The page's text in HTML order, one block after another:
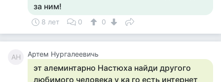
за ним!
8 лет 0 0
АН Артем Нургалеевичь
эт алеминтарно Настюха найди другого
любимого человека у ка го есть интернет